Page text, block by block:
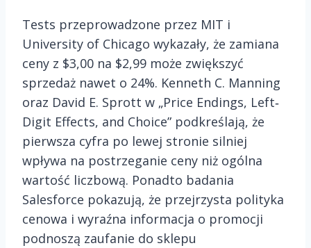
Tests przeprowadzone przez MIT i
University of Chicago wykazały, że zamiana
ceny z $3,00 na $2,99 może zwiększyć
sprzedaż nawet o 24%. Kenneth C. Manning
oraz David E. Sprott w „Price Endings, Left‐
Digit Effects, and Choice” podkreślają, że
pierwsza cyfra po lewej stronie silniej
wpływa na postrzeganie ceny niż ogólna
wartość liczbową. Ponadto badania
Salesforce pokazują, że przejrzysta polityka
cenowa i wyraźna informacja o promocji
podnoszą zaufanie do sklepu